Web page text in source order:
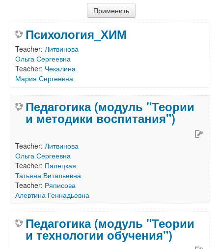
Психология_ХИМ
Teacher: Литвинова
Ольга Сергеевна
Teacher: Чекалина
Мария Сергеевна
Педагогика (модуль "Теории
и методики воспитания")
Teacher: Литвинова
Ольга Сергеевна
Teacher: Палецкая
Татьяна Витальевна
Teacher: Ряписова
Алевтина Геннадьевна
Педагогика (модуль "Теории
и технологии обучения")